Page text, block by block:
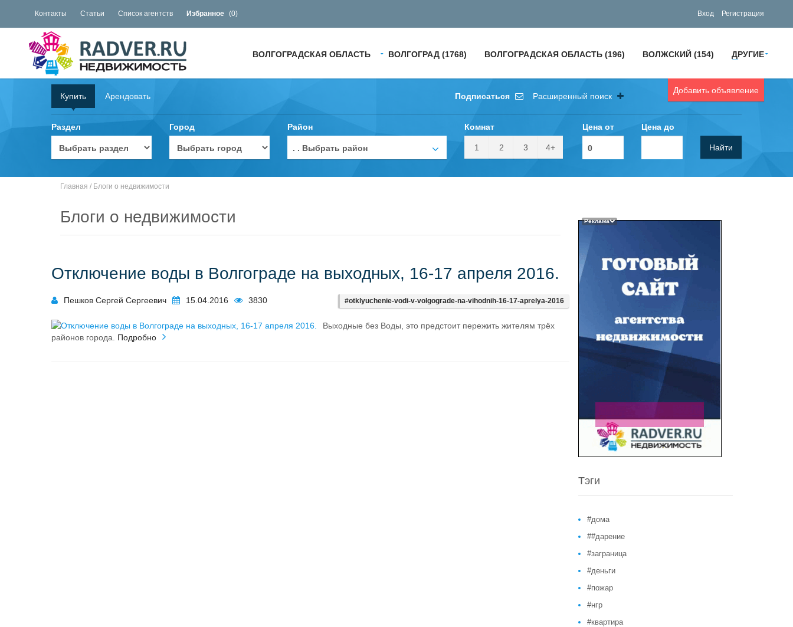
Контакты Статьи Список агентств Избранное (0) Вход Регистрация
ВОЛГОГРАДСКАЯ ОБЛАСТЬ ВОЛГОГРАД (1768) ВОЛГОГРАДСКАЯ ОБЛАСТЬ (196) ВОЛЖСКИЙ (154) ДРУГИЕ
Добавить объявление
Купить Арендовать Подписаться Расширенный поиск
Раздел Город Район
. . Выбрать район
Комнат
1 2 3 4+
Цена от Цена до
Найти
Главная / Блоги о недвижимости
Блоги о недвижимости
Отключение воды в Волгограде на выходных, 16-17 апреля 2016.
Пешков Сергей Сергеевич 15.04.2016 3830 #otklyuchenie-vodi-v-volgograde-na-vihodnih-16-17-aprelya-2016
Выходные без Воды, это предстоит пережить жителям трёх
районов города. Подробно
Реклама
Тэги
#дома
##дарение
#заграница
#деньги
#пожар
#нгр
#квартира